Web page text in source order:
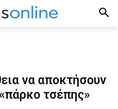
να αποκτήσουν
τσέπης»